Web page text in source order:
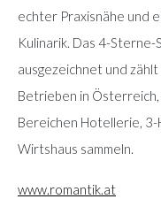
echter Praxisnähe und
Kulinarik. Das 4-
ausgezeichnet und
Betrieben in
Bereichen Hotellerie,
Wirtshaus sammeln.
www.romantik.at